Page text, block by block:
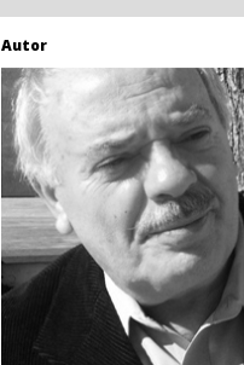
Autor